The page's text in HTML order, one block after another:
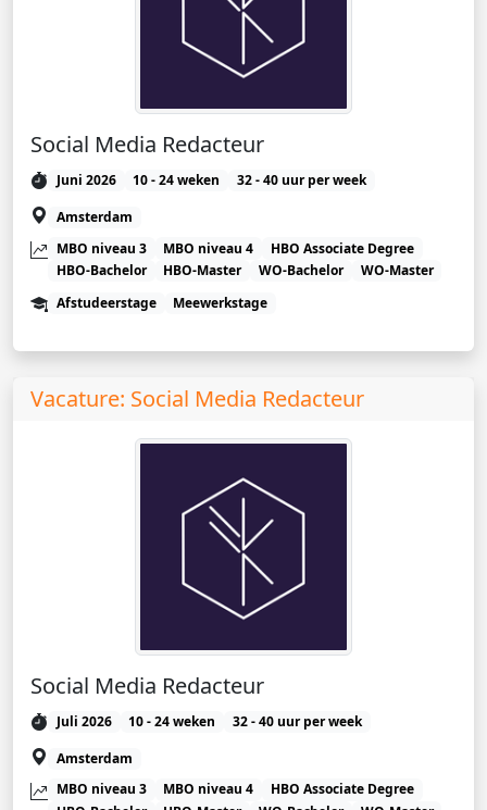
Social Media Redacteur
Juni 2026 10 - 24 weken
32 - 40 uur per week
Amsterdam
MBO niveau 3
MBO niveau 4
HBO Associate Degree
HBO-Bachelor
HBO-Master WO-Bachelor
WO-Master
Afstudeerstage
Meewerkstage
Vacature: Social Media Redacteur
Social Media Redacteur
Juli 2026 10 - 24 weken
32 - 40 uur per week
Amsterdam
MBO niveau 3
MBO niveau 4
HBO Associate Degree